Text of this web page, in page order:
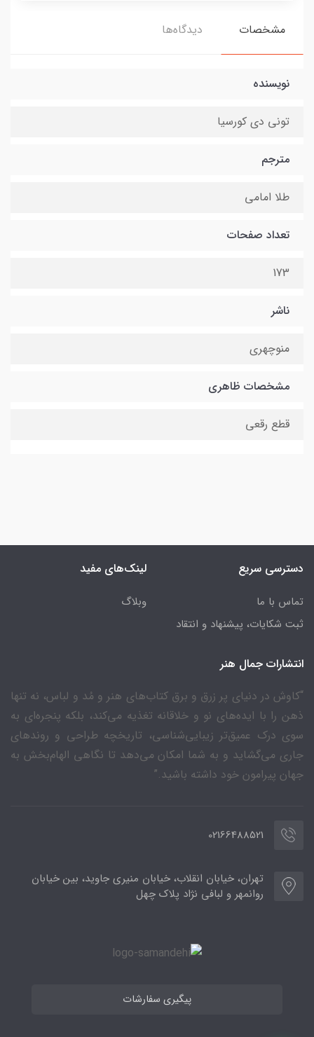
مشخصات دیدگاه‌ها
نویسنده
تونی دی کورسیا
مترجم
طلا امامی
تعداد صفحات
173
ناشر
منوچهری
مشخصات ظاهری
قطع رقعی
دسترسی سریع
تماس با ما
ثبت شکایات، پیشنهاد و انتقاد
لینک‌های مفید
وبلاگ
انتشارات جمال هنر
“کاوش در دنیای پر زرق و برق کتاب‌های هنر و مُد و لباس، نه تنها
ذهن را با ایده‌های نو و خلاقانه تغذیه می‌کند، بلکه پنجره‌ای به
سوی درک عمیق‌تر زیبایی‌شناسی، تاریخچه طراحی و روندهای
جاری می‌گشاید و به شما امکان می‌دهد تا نگاهی الهام‌بخش به
جهان پیرامون خود داشته باشید.”
02166488521
تهران، خیابان انقلاب، خیابان منیری جاوید، بین خیابان
روانمهر و لبافی نژاد پلاک چهل
پیگیری سفارشات